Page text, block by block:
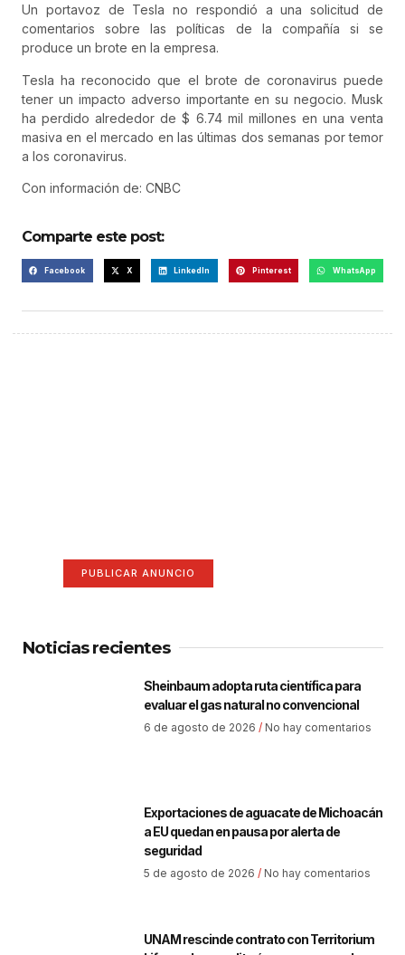
Un portavoz de Tesla no respondió a una solicitud de
comentarios sobre las políticas de la compañía si se
produce un brote en la empresa.
Tesla ha reconocido que el brote de coronavirus puede
tener un impacto adverso importante en su negocio. Musk
ha perdido alrededor de $ 6.74 mil millones en una venta
masiva en el mercado en las últimas dos semanas por temor
a los coronavirus.
Con información de: CNBC
Comparte este post:
Facebook X LinkedIn Pinterest WhatsApp
PUBLICAR ANUNCIO
Noticias recientes
Sheinbaum adopta ruta científica para
evaluar el gas natural no convencional
6 de agosto de 2026 No hay comentarios
Exportaciones de aguacate de Michoacán
a EU quedan en pausa por alerta de
seguridad
5 de agosto de 2026 No hay comentarios
UNAM rescinde contrato con Territorium